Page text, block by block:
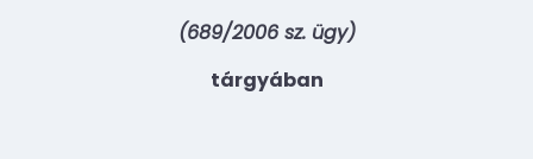
(689/2006 sz. ügy)
tárgyában